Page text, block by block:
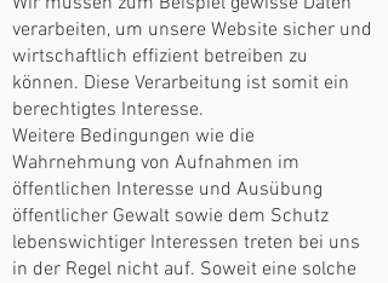
verarbeiten, um unsere Website sicher und
wirtschaftlich effizient betreiben zu
können. Diese Verarbeitung ist somit ein
berechtigtes Interesse.
Weitere Bedingungen wie die
Wahrnehmung von Aufnahmen im
öffentlichen Interesse und Ausübung
öffentlicher Gewalt sowie dem Schutz
lebenswichtiger Interessen treten bei uns
in der Regel nicht auf. Soweit eine solche